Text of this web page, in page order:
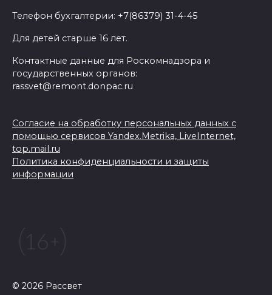
Телефон бухгалтерии: +7(86379) 31-4-45
Для детей старше 16 лет.
Контактные данные для Роскомнадзора и
государственных органов:
rassvet@remont.donpac.ru
Согласие на обработку персональных данных с
помощью сервисов Yandex.Metrika, LiveInternet,
top.mail.ru
Политика конфиденциальности и защиты
информации
© 2026 Рассвет